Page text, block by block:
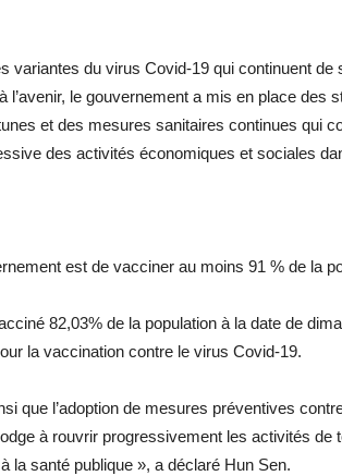
variantes du virus Covid-19 qui continuent de
l’avenir, le gouvernement a mis en place
et des mesures sanitaires continues qui
des activités économiques et sociales
est de vacciner au moins 91 % de la
82,03% de la population à la date de
la vaccination contre le virus Covid-19.
que l’adoption de mesures préventives
à rouvrir progressivement les activités de
la santé publique », a déclaré Hun Sen.